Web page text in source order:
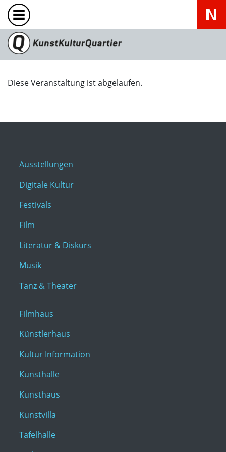
Diese Veranstaltung ist abgelaufen.
Ausstellungen
Digitale Kultur
Festivals
Film
Literatur & Diskurs
Musik
Tanz & Theater
Filmhaus
Künstlerhaus
Kultur Information
Kunsthalle
Kunsthaus
Kunstvilla
Tafelhalle